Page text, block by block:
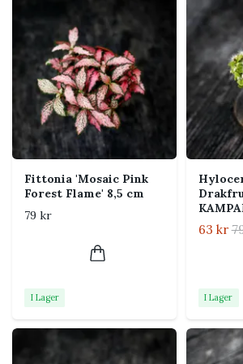
Utseende och
Schefflera arboricola har ett växtsätt
för gruppen: varierar mellan upprätt,
hängande. Färg, bladform och
mellan exemplar och över året. Nya
ljus, temperatur och plantans
Skötsel
Ljus
Ljust till
stark direkt
Vattna när
krukväxtjord
Fittonia 'Mosaic Pink
Forest Flame' 8,5 cm
79 kr
I Lager
63 kr
I Lager